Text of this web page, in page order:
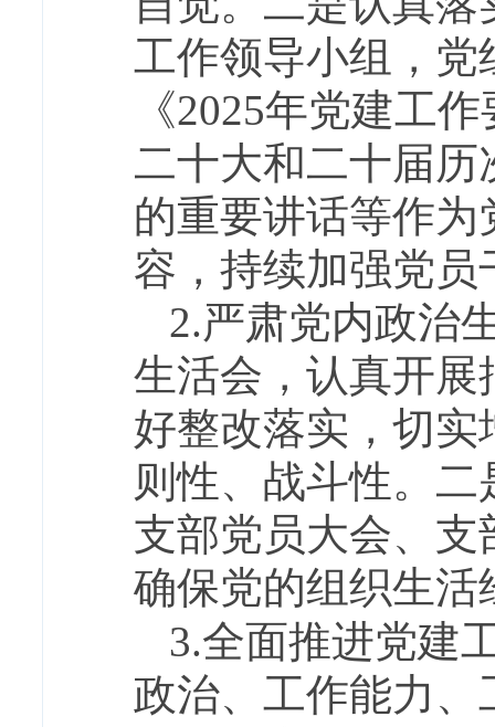
工作领导小组，党
《2025年党建工
二十大和二十届
的重要讲话等作
容，持续加强党
2.严肃党内政治
生活会，认真开
好整改落实，切
则性、战斗性。
支部党员大会、
确保党的组织生
3.全面推进党建
政治、工作能力